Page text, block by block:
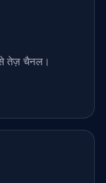
तेज़ चैनल।